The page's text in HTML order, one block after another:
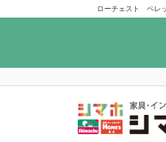
ローチェスト ベレ